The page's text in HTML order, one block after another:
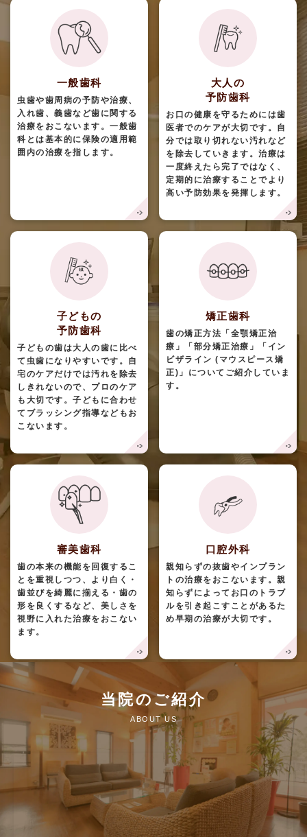
一般歯科
虫歯や歯周病の予防や治療、
入れ歯、義歯など歯に関する
治療をおこないます。一般歯
科とは基本的に保険の適用範
囲内の治療を指します。
大人の
予防歯科
お口の健康を守るためには歯
医者でのケアが大切です。自
分では取り切れない汚れなど
を除去していきます。治療は
一度終えたら完了ではなく、
定期的に治療することでより
高い予防効果を発揮します。
子どもの
予防歯科
子どもの歯は大人の歯に比べ
て虫歯になりやすいです。自
宅のケアだけでは汚れを除去
しきれないので、プロのケア
も大切です。子どもに合わせ
てブラッシング指導などもお
こないます。
矯正歯科
歯の矯正方法「全顎矯正治
療」「部分矯正治療」「イン
ビザライン (マウスピース矯
正)」についてご紹介していま
す。
審美歯科
歯の本来の機能を回復するこ
とを重視しつつ、より白く・
歯並びを綺麗に揃える・歯の
形を良くするなど、美しさを
視野に入れた治療をおこない
ます。
口腔外科
親知らずの抜歯やインプラン
トの治療をおこないます。親
知らずによってお口のトラブ
ルを引き起こすことがあるた
め早期の治療が大切です。
当院のご紹介
ABOUT US